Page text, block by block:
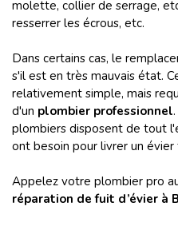
molette, collier de serrage,
resserrer les écrous, etc.
Dans certains cas, le
s'il est en très mauvais état.
relativement simple, mais
d'un plombier professionnel
plombiers disposent de tout
ont besoin pour livrer un évier
Appelez votre plombier pro
réparation de fuit d’évier à